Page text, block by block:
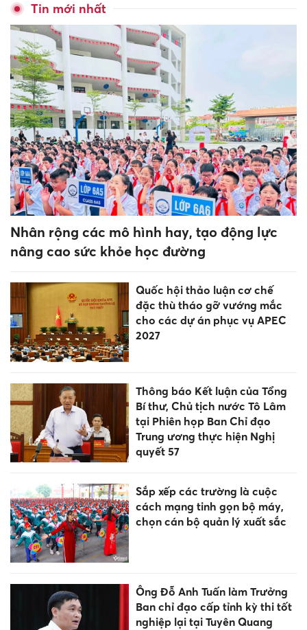
Tin mới nhất
Nhân rộng các mô hình hay, tạo động lực
nâng cao sức khỏe học đường
Quốc hội thảo luận cơ chế
đặc thù tháo gỡ vướng mắc
cho các dự án phục vụ APEC
2027
Thông báo Kết luận của Tổng
Bí thư, Chủ tịch nước Tô Lâm
tại Phiên họp Ban Chỉ đạo
Trung ương thực hiện Nghị
quyết 57
Sắp xếp các trường là cuộc
cách mạng tinh gọn bộ máy,
chọn cán bộ quản lý xuất sắc
Ông Đỗ Anh Tuấn làm Trưởng
Ban chỉ đạo cấp tỉnh kỳ thi tốt
nghiệp lại tại Tuyên Quang